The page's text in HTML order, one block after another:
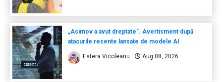
„Asimov a avut dreptate”. Avertisment după
atacurile recente lansate de modele AI
Estera Vicoleanu Aug 08, 2026